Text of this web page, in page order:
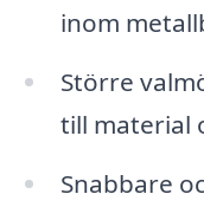
inom
Större
till material
Snabbare